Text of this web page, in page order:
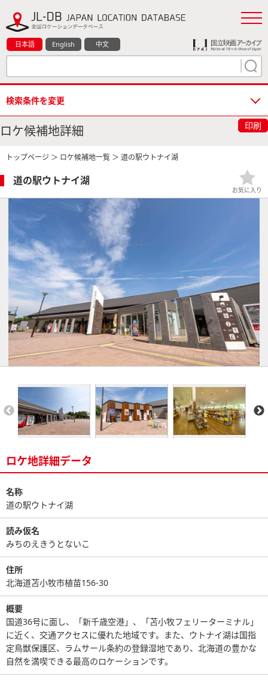
日本語 English 中文
検索条件を変更
ロケ候補地詳細 印刷
トップページ ＞ ロケ候補地一覧 ＞ 道の駅ウトナイ湖
道の駅ウトナイ湖
お気に入り
ロケ地詳細データ
名称
道の駅ウトナイ湖
読み仮名
みちのえきうとないこ
住所
北海道苫小牧市植苗156-30
概要
国道36号に面し、「新千歳空港」、「苫小牧フェリーターミナル」
に近く、交通アクセスに優れた地域です。また、ウトナイ湖は国指
定鳥獣保護区、ラムサール条約の登録湿地であり、北海道の豊かな
自然を満喫できる最高のロケーションです。